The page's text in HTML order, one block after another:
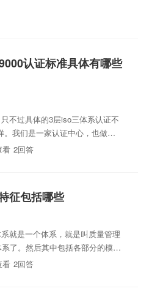
认证标准具体有哪些
不过具体的3层iso三体系认证不
我们是一家认证中心，也做了
看 2回答
征包括哪些
就是一个体系，就是叫质量管理
了。然后其中包括各部分的模
模块，iso三体系认证实现模
看 2回答